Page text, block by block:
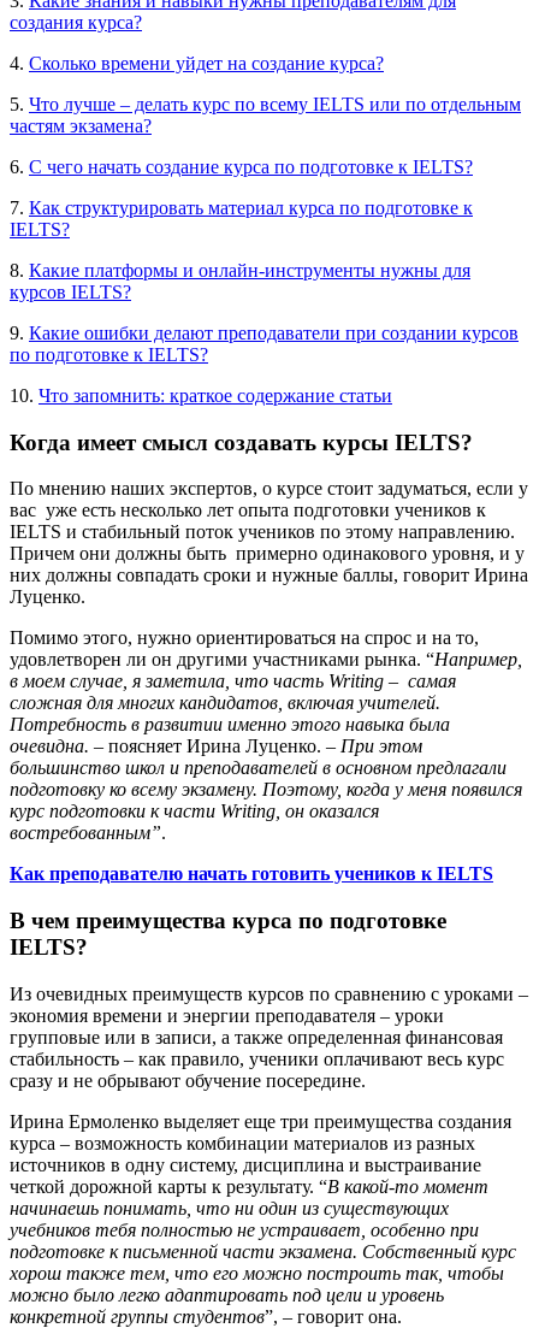
создания курса?
4. Сколько времени уйдет на создание курса?
5. Что лучше – делать курс по всему IELTS или по отдельным
частям экзамена?
6. С чего начать создание курса по подготовке к IELTS?
7. Как структурировать материал курса по подготовке к
IELTS?
8. Какие платформы и онлайн-инструменты нужны для
курсов IELTS?
9. Какие ошибки делают преподаватели при создании курсов
по подготовке к IELTS?
10. Что запомнить: краткое содержание статьи
Когда имеет смысл создавать курсы IELTS?
По мнению наших экспертов, о курсе стоит задуматься, если у
вас уже есть несколько лет опыта подготовки учеников к
IELTS и стабильный поток учеников по этому направлению.
Причем они должны быть примерно одинакового уровня, и у
них должны совпадать сроки и нужные баллы, говорит Ирина
Луценко.
Помимо этого, нужно ориентироваться на спрос и на то,
удовлетворен ли он другими участниками рынка. “Например,
в моем случае, я заметила, что часть Writing – самая
сложная для многих кандидатов, включая учителей.
Потребность в развитии именно этого навыка была
очевидна. – поясняет Ирина Луценко. – При этом
большинство школ и преподавателей в основном предлагали
подготовку ко всему экзамену. Поэтому, когда у меня появился
курс подготовки к части Writing, он оказался
востребованным”.
Как преподавателю начать готовить учеников к IELTS
В чем преимущества курса по подготовке
IELTS?
Из очевидных преимуществ курсов по сравнению с уроками –
экономия времени и энергии преподавателя – уроки
групповые или в записи, а также определенная финансовая
стабильность – как правило, ученики оплачивают весь курс
сразу и не обрывают обучение посередине.
Ирина Ермоленко выделяет еще три преимущества создания
курса – возможность комбинации материалов из разных
источников в одну систему, дисциплина и выстраивание
четкой дорожной карты к результату. “В какой-то момент
начинаешь понимать, что ни один из существующих
учебников тебя полностью не устраивает, особенно при
подготовке к письменной части экзамена. Собственный курс
хорош также тем, что его можно построить так, чтобы
можно было легко адаптировать под цели и уровень
конкретной группы студентов”, – говорит она.